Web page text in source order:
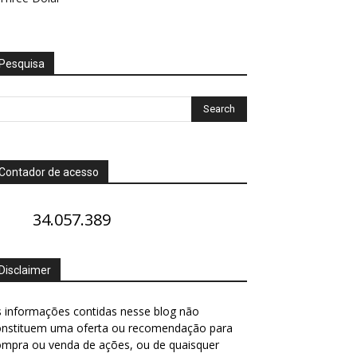
Pesquisa
de acesso
34.057.389
Disclaimer
informações contidas nesse blog não
uma oferta ou recomendação para
ou venda de ações, ou de quaisquer